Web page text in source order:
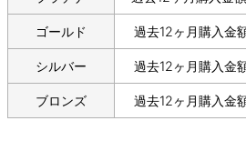
ゴールド 過去12ヶ月購入金
シルバー 過去12ヶ月購入金
ブロンズ 過去12ヶ月購入金